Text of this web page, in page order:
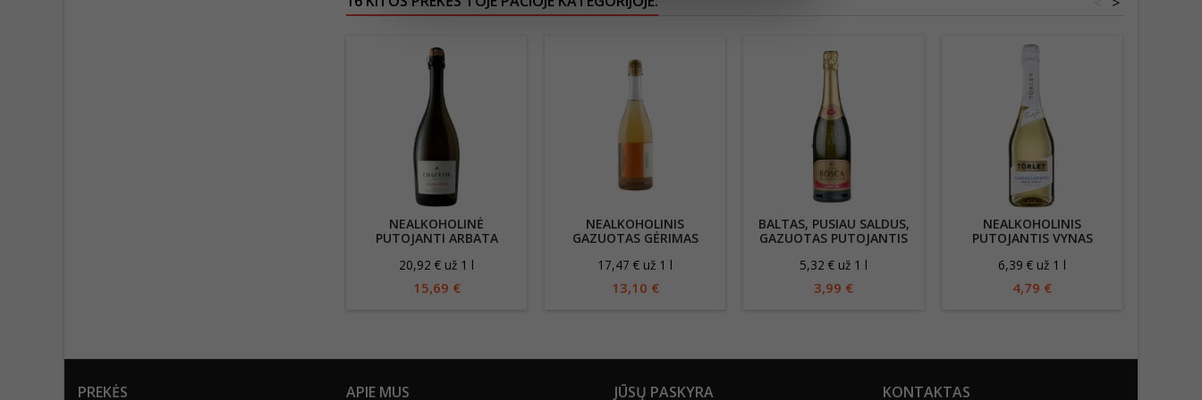
NEALKOHOLINĖ
PUTOJANTI ARBATA
ORANGE (0%), 750 ML
20,92 € už 1 l
15,69 €
NEALKOHOLINIS
GAZUOTAS GĖRIMAS
0.5%, 750 ML
17,47 € už 1 l
13,10 €
BALTAS, PUSIAU SALDUS,
GAZUOTAS PUTOJANTIS
BOSCA 750 ML
5,32 € už 1 l
3,99 €
NEALKOHOLINIS
PUTOJANTIS VYNAS
0%, 750 ML BALTAS,
SALDUS
6,39 € už 1 l
4,79 €
PREKĖS APIE MUS JŪSŲ PASKYRA KONTAKTAS